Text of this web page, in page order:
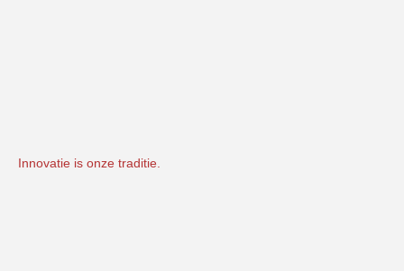
Innovatie is onze traditie.